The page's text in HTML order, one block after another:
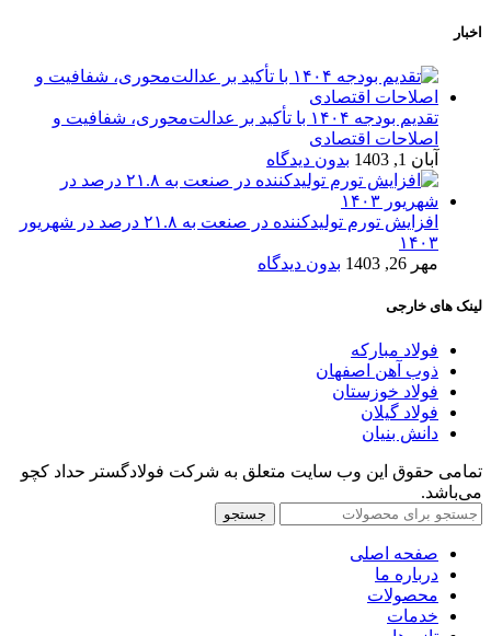
اخبار
تقدیم بودجه ۱۴۰۴ با تأکید بر عدالت‌محوری، شفافیت و
اصلاحات اقتصادی
آبان 1, 1403
بدون دیدگاه
افزایش تورم تولیدکننده در صنعت به ۲۱.۸ درصد در شهریور
۱۴۰۳
مهر 26, 1403
بدون دیدگاه
لینک های خارجی
فولاد مبارکه
ذوب آهن اصفهان
فولاد خوزستان
فولاد گیلان
دانش بنیان
تمامی حقوق این وب سایت متعلق به شرکت فولادگستر حداد کچو
می‌باشد.
جستجو
صفحه اصلی
درباره ما
محصولات
خدمات